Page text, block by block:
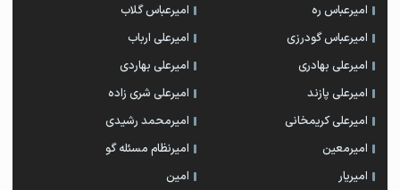
امیرعباس ره
امیرعباس گلاب
امیرعباس گودرزی
امیرعلی ارباب
امیرعلی بهادری
امیرعلی بهاردی
امیرعلی پازند
امیرعلی شری زاده
امیرعلی کریمخانی
امیرمحمد رشیدی
امیرمعین
امیرنظام مسئله گو
امیریار
امین